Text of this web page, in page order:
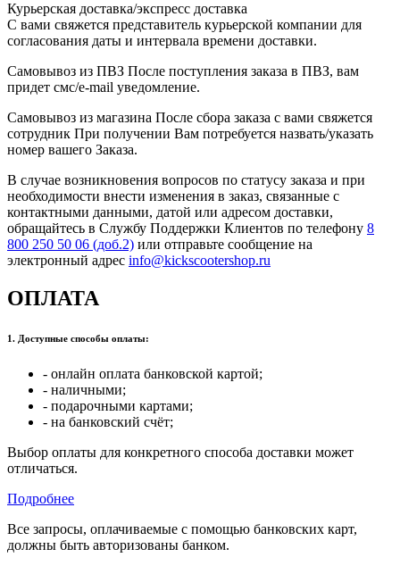
Курьерская доставка/экспресс доставка
С вами свяжется представитель курьерской компании для
согласования даты и интервала времени доставки.
Самовывоз из ПВЗ После поступления заказа в ПВЗ, вам
придет смс/e-mail уведомление.
Самовывоз из магазина После сбора заказа с вами свяжется
сотрудник При получении Вам потребуется назвать/указать
номер вашего Заказа.
В случае возникновения вопросов по статусу заказа и при
необходимости внести изменения в заказ, связанные с
контактными данными, датой или адресом доставки,
обращайтесь в Службу Поддержки Клиентов по телефону 8
800 250 50 06 (доб.2) или отправьте сообщение на
электронный адрес info@kickscootershop.ru
ОПЛАТА
1. Доступные способы оплаты:
- онлайн оплата банковской картой;
- наличными;
- подарочными картами;
- на банковский счёт;
Выбор оплаты для конкретного способа доставки может
отличаться.
Подробнее
Все запросы, оплачиваемые с помощью банковских карт,
должны быть авторизованы банком.